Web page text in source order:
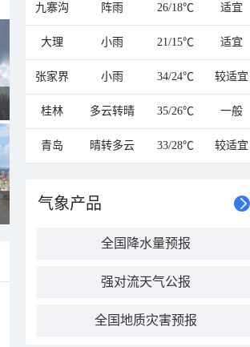
九寨沟 阵雨 26/18℃ 适宜
大理 小雨 21/15℃ 适宜
张家界 小雨 34/24℃ 较适宜
桂林 多云转晴 35/26℃ 一般
青岛 晴转多云 33/28℃ 较适宜
气象产品
全国降水量预报
强对流天气公报
全国地质灾害预报